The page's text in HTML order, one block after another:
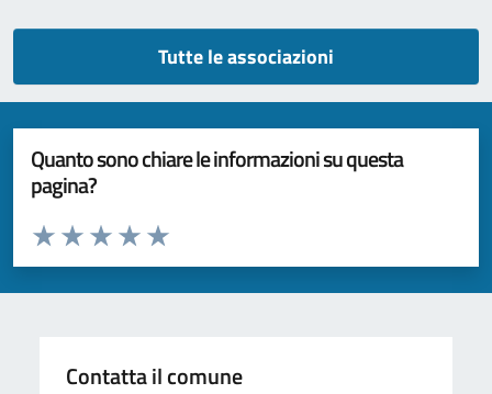
Tutte le associazioni
Quanto sono chiare le informazioni su questa
pagina?
Valuta da 1 a 5 stelle la pagina
Valuta 5 stelle su 5
Valuta 4 stelle su 5
Valuta 3 stelle su 5
Valuta 2 stelle su 5
Valuta 1 stelle su 5
Contatta il comune